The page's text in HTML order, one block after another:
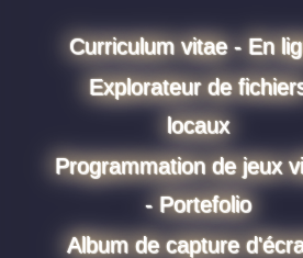
Curriculum vitae - En
Explorateur de
locaux
Programmation de jeux
- Portefolio
Album de capture